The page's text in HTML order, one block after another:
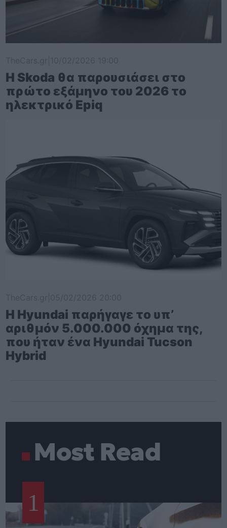
Η Skoda θα παρουσιάσει στο
πρώτο εξάμηνο του 2026 το
ηλεκτρικό Epiq
Η Hyundai παρήγαγε το υπ’
αριθμόν 5.000.000 όχημα της,
που ήταν ένα Hyundai Tucson
Hybrid
Most Read
1